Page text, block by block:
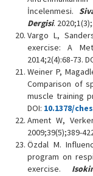
İncelenmesi.
Dergisi.
Vargo L,
exercise: A
2014;2(4):68-73.
Weiner P,
Comparison of
muscle training
DOI: 10.1378/
Ament W,
2009;39(5);389-
Özdal M.
program on
exercise.